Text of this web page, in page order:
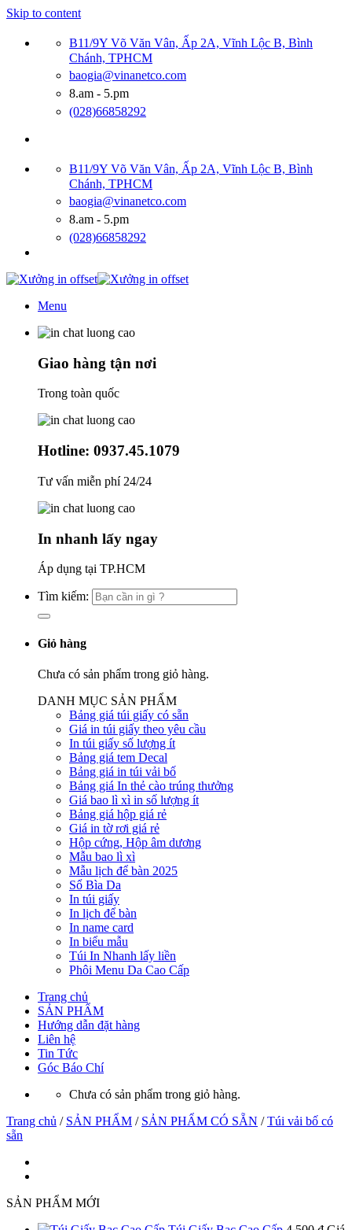
Skip to content
B11/9Y Võ Văn Vân, Ấp 2A, Vĩnh Lộc B, Bình
Chánh, TPHCM
baogia@vinanetco.com
8.am - 5.pm
(028)66858292
B11/9Y Võ Văn Vân, Ấp 2A, Vĩnh Lộc B, Bình
Chánh, TPHCM
baogia@vinanetco.com
8.am - 5.pm
(028)66858292
Menu
Giao hàng tận nơi
Trong toàn quốc
Hotline: 0937.45.1079
Tư vấn miễn phí 24/24
In nhanh lấy ngay
Áp dụng tại TP.HCM
Tìm kiếm:
Giỏ hàng
Chưa có sản phẩm trong giỏ hàng.
DANH MỤC SẢN PHẨM
Bảng giá túi giấy có sẵn
Giá in túi giấy theo yêu cầu
In túi giấy số lượng ít
Bảng giá tem Decal
Bảng giá in túi vải bố
Bảng giá In thẻ cào trúng thưởng
Giá bao lì xì in số lượng ít
Bảng giá hộp giá rẻ
Giá in tờ rơi giá rẻ
Hộp cứng, Hộp âm dương
Mẫu bao lì xì
Mẫu lịch để bàn 2025
Sổ Bìa Da
In túi giấy
In lịch để bàn
In name card
In biểu mẫu
Túi In Nhanh lấy liền
Phôi Menu Da Cao Cấp
Trang chủ
SẢN PHẨM
Hướng dẫn đặt hàng
Liên hệ
Tin Tức
Góc Báo Chí
Chưa có sản phẩm trong giỏ hàng.
Trang chủ / SẢN PHẨM / SẢN PHẨM CÓ SẴN / Túi vải bố có
sẵn
SẢN PHẨM MỚI